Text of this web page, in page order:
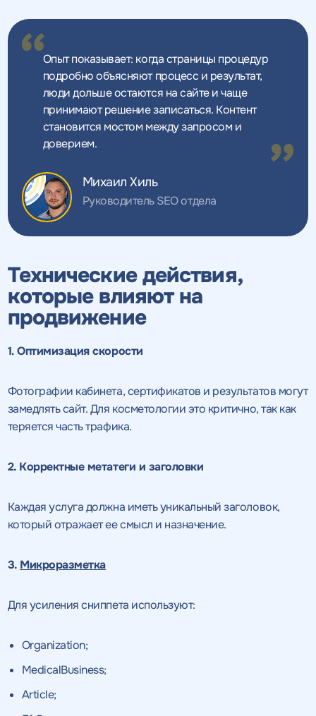
Опыт показывает: когда страницы процедур
подробно объясняют процесс и результат,
люди дольше остаются на сайте и чаще
принимают решение записаться. Контент
становится мостом между запросом и
доверием.
Михаил Хиль
Руководитель SEO отдела
Технические действия,
которые влияют на
продвижение
1. Оптимизация скорости
Фотографии кабинета, сертификатов и результатов могут
замедлять сайт. Для косметологии это критично, так как
теряется часть трафика.
2. Корректные метатеги и заголовки
Каждая услуга должна иметь уникальный заголовок,
который отражает ее смысл и назначение.
3. Микроразметка
Для усиления сниппета используют:
Organization;
MedicalBusiness;
Article;
качественный
SEO - аудит
Отклик на вакансию
Воспользоваться
предложением